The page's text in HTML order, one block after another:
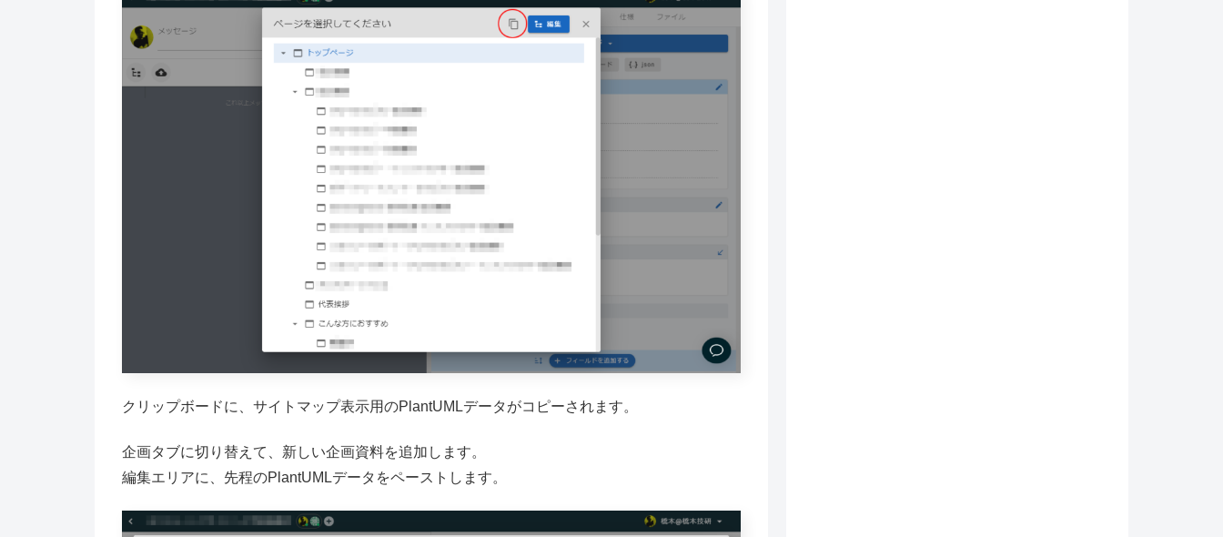
クリップボードに、サイトマップ表示用のPlantUMLデータがコピーされます。
企画タブに切り替えて、新しい企画資料を追加します。
編集エリアに、先程のPlantUMLデータをペーストします。